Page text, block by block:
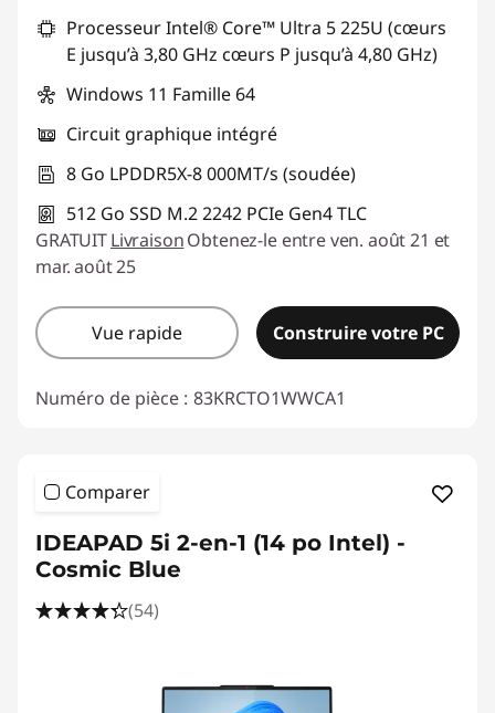
Processeur Intel® Core™ Ultra 5 225U (cœurs
E jusqu’à 3,80 GHz cœurs P jusqu’à 4,80 GHz)
Windows 11 Famille 64
Circuit graphique intégré
8 Go LPDDR5X-8 000MT/s (soudée)
512 Go SSD M.2 2242 PCIe Gen4 TLC
GRATUITLivraisonObtenez-le entre ven. août 21 et
mar. août 25
Vue rapide Construire votre PC
Numéro de pièce : 83KRCTO1WWCA1
Comparer
IDEAPAD 5i 2-en-1 (14 po Intel) -
Cosmic Blue
(54)